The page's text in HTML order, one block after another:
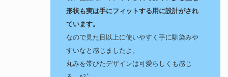
形状も実は手にフィットする用に設計がされ
ています。
なので見た目以上に使いやすく手に馴染みや
すいなと感じましたよ。
丸みを帯びたデザインは可愛らしくも感じ